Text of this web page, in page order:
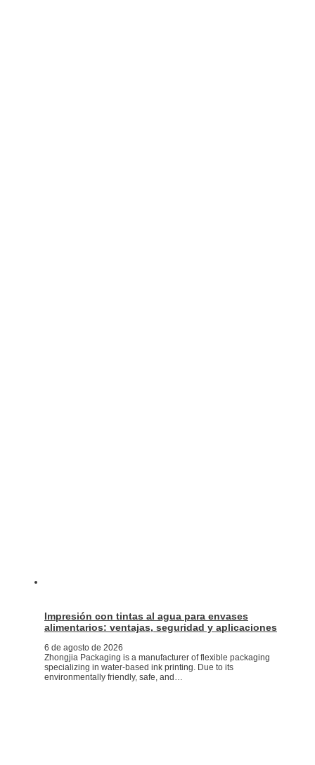
Impresión con tintas al agua para envases
alimentarios: ventajas, seguridad y aplicaciones
6 de agosto de 2026
Zhongjia Packaging is a manufacturer of flexible packaging
specializing in water-based ink printing. Due to its
environmentally friendly, safe, and…